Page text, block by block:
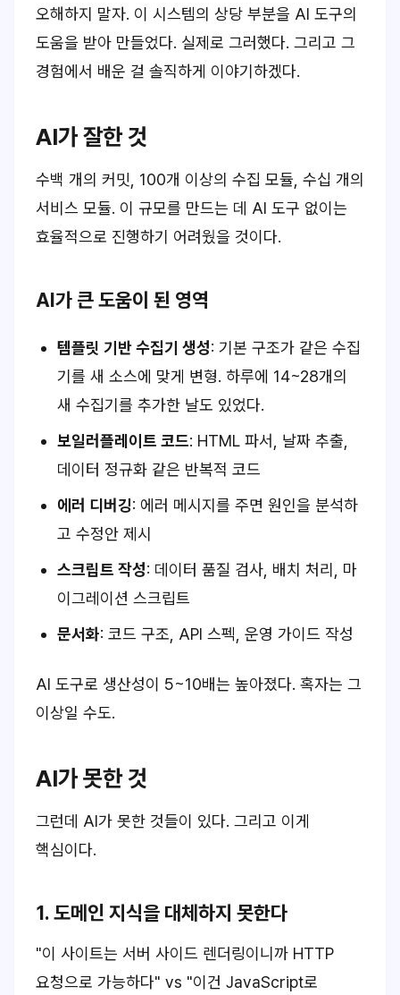
오해하지 말자. 이 시스템의 상당 부분을 AI 도구의
도움을 받아 만들었다. 실제로 그러했다. 그리고 그
경험에서 배운 걸 솔직하게 이야기하겠다.
AI가 잘한 것
수백 개의 커밋, 100개 이상의 수집 모듈, 수십 개의
서비스 모듈. 이 규모를 만드는 데 AI 도구 없이는
효율적으로 진행하기 어려웠을 것이다.
AI가 큰 도움이 된 영역
템플릿 기반 수집기 생성: 기본 구조가 같은 수집
기를 새 소스에 맞게 변형. 하루에 14~28개의
새 수집기를 추가한 날도 있었다.
보일러플레이트 코드: HTML 파서, 날짜 추출,
데이터 정규화 같은 반복적 코드
에러 디버깅: 에러 메시지를 주면 원인을 분석하
고 수정안 제시
스크립트 작성: 데이터 품질 검사, 배치 처리, 마
이그레이션 스크립트
문서화: 코드 구조, API 스펙, 운영 가이드 작성
AI 도구로 생산성이 5~10배는 높아졌다. 혹자는 그
이상일 수도.
AI가 못한 것
그런데 AI가 못한 것들이 있다. 그리고 이게
핵심이다.
1. 도메인 지식을 대체하지 못한다
"이 사이트는 서버 사이드 렌더링이니까 HTTP
요청으로 가능하다" vs "이건 JavaScript로